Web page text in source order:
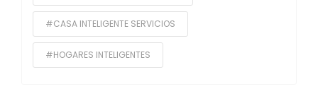
#CASA INTELIGENTE SERVICIOS
#HOGARES INTELIGENTES